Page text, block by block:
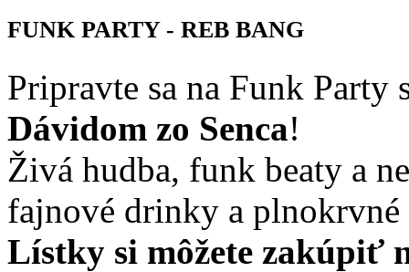
FUNK PARTY - REB BANG
Pripravte sa na Funk Party
Dávidom zo Senca!
Živá hudba, funk beaty a
fajnové drinky a
Lístky si môžete zakúpiť